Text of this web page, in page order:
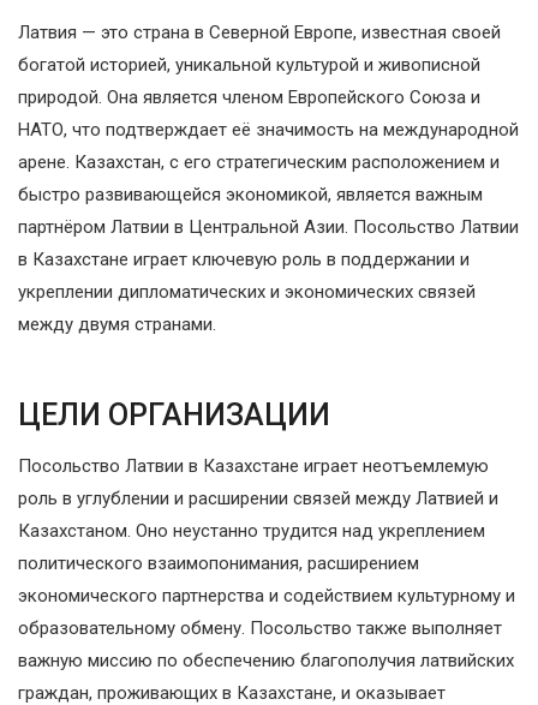
Латвия — это страна в Северной Европе, известная своей
богатой историей, уникальной культурой и живописной
природой. Она является членом Европейского Союза и
НАТО, что подтверждает её значимость на международной
арене. Казахстан, с его стратегическим расположением и
быстро развивающейся экономикой, является важным
партнёром Латвии в Центральной Азии. Посольство Латвии
в Казахстане играет ключевую роль в поддержании и
укреплении дипломатических и экономических связей
между двумя странами.
ЦЕЛИ ОРГАНИЗАЦИИ
Посольство Латвии в Казахстане играет неотъемлемую
роль в углублении и расширении связей между Латвией и
Казахстаном. Оно неустанно трудится над укреплением
политического взаимопонимания, расширением
экономического партнерства и содействием культурному и
образовательному обмену. Посольство также выполняет
важную миссию по обеспечению благополучия латвийских
граждан, проживающих в Казахстане, и оказывает